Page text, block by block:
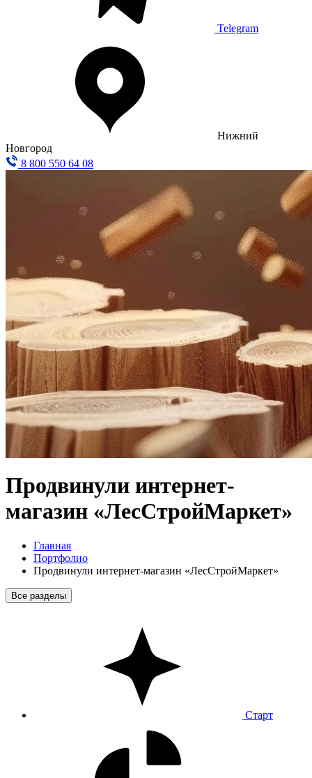
Telegram
Нижний
Новгород
8 800 550 64 08
Продвинули интернет-
магазин «ЛесСтройМаркет»
Главная
Портфолио
Продвинули интернет-магазин «ЛесСтройМаркет»
Все разделы
Старт